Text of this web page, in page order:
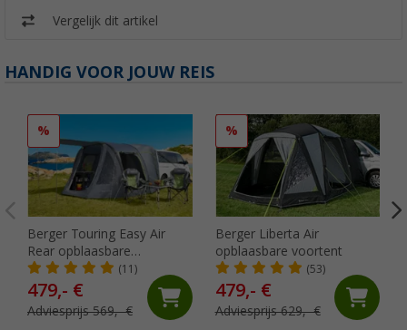
Vergelijk dit artikel
HANDIG VOOR JOUW REIS
%
Berger Touring Easy Air
Rear opblaasbare
achtertent voor VW T5/T6
(11)
479,- €
Adviesprijs 569,- €
%
Berger Liberta Air
opblaasbare voortent
(53)
479,- €
Adviesprijs 629,- €